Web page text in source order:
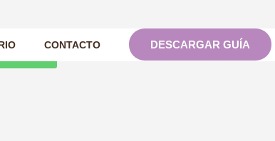
CONTACTO DESCARGAR GUÍA